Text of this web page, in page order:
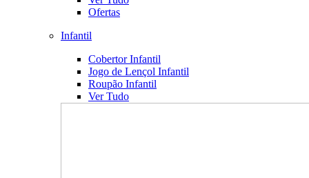
Ofertas
Infantil
Cobertor Infantil
Jogo de Lençol Infantil
Roupão Infantil
Ver Tudo